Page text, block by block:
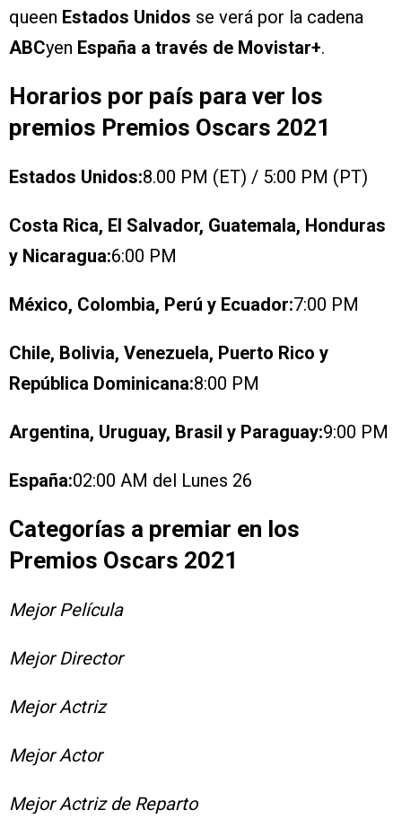
queen Estados Unidos se verá por la cadena
ABCyen España a través de Movistar+.
Horarios por país para ver los
premios Premios Oscars 2021
Estados Unidos:8.00 PM (ET) / 5:00 PM (PT)
Costa Rica, El Salvador, Guatemala, Honduras
y Nicaragua:6:00 PM
México, Colombia, Perú y Ecuador:7:00 PM
Chile, Bolivia, Venezuela, Puerto Rico y
República Dominicana:8:00 PM
Argentina, Uruguay, Brasil y Paraguay:9:00 PM
España:02:00 AM del Lunes 26
Categorías a premiar en los
Premios Oscars 2021
Mejor Película
Mejor Director
Mejor Actriz
Mejor Actor
Mejor Actriz de Reparto